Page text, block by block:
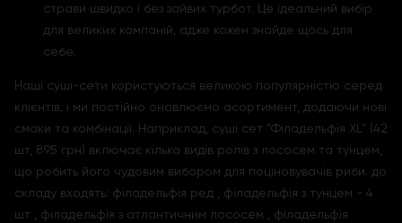
страви швидко і без зайвих турбот. Це ідеальний вибір
для великих компаній, адже кожен знайде щось для
себе.
Наші суші-сети користуються великою популярністю серед
клієнтів, і ми постійно оновлюємо асортимент, додаючи нові
смаки та комбінації. Наприклад, суші сет "Філадельфія XL" (42
шт, 895 грн) включає кілька видів ролів з лососем та тунцем,
що робить його чудовим вибором для поціновувачів риби. до
складу входять: філадельфія ред , філадельфія з тунцем - 4
шт , філадельфія з атлантичним лососем , філадельфія